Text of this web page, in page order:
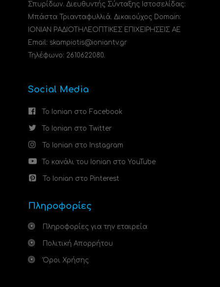
Σπυρίδων. Διευθυντής Σύνταξης Ιστοσελίδας:
Μπάστα Τριανταφυλλιά. Δικαιούχος Domain:
ΙΟΝΙΑΝ ΡΑΔΙΟΤΗΛΕΟΠΤΙΚΕΣ ΕΠΙΧΕΙΡΗΣΕΙΣ ΑΕ
Email: skampiotis@ioniantv.gr
Τηλέφωνο: 2610622080.
Social Media
Το Ionian στο Facebook
Το Ionian στο Twitter
Το Ionian στο Instagram
Το κανάλι του Ionian στο YouTube
Το Ionian στο Pinterest
Πληροφορίες
Πληροφορίες για την εταιρεία
Πολιτική Απορρήτου
Όροι Χρήσης